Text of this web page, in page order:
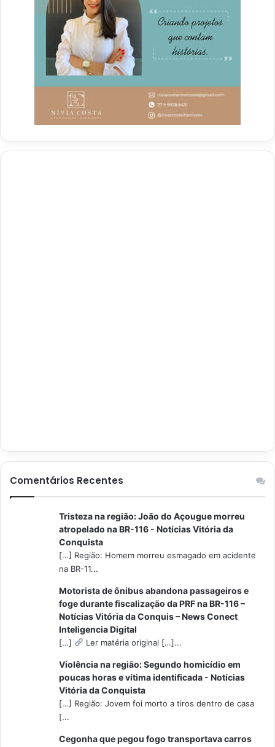
Comentários Recentes
Tristeza na região: João do Açougue morreu
atropelado na BR-116 - Notícias Vitória da
Conquista
[…] Região: Homem morreu esmagado em acidente
na BR-11...
Motorista de ônibus abandona passageiros e
foge durante fiscalização da PRF na BR-116 –
Notícias Vitória da Conquis – News Conect
Inteligencia Digital
[…] Ler matéria original […]...
Violência na região: Segundo homicídio em
poucas horas e vítima identificada - Notícias
Vitória da Conquista
[…] Região: Jovem foi morto a tiros dentro de casa
[...
Cegonha que pegou fogo transportava carros